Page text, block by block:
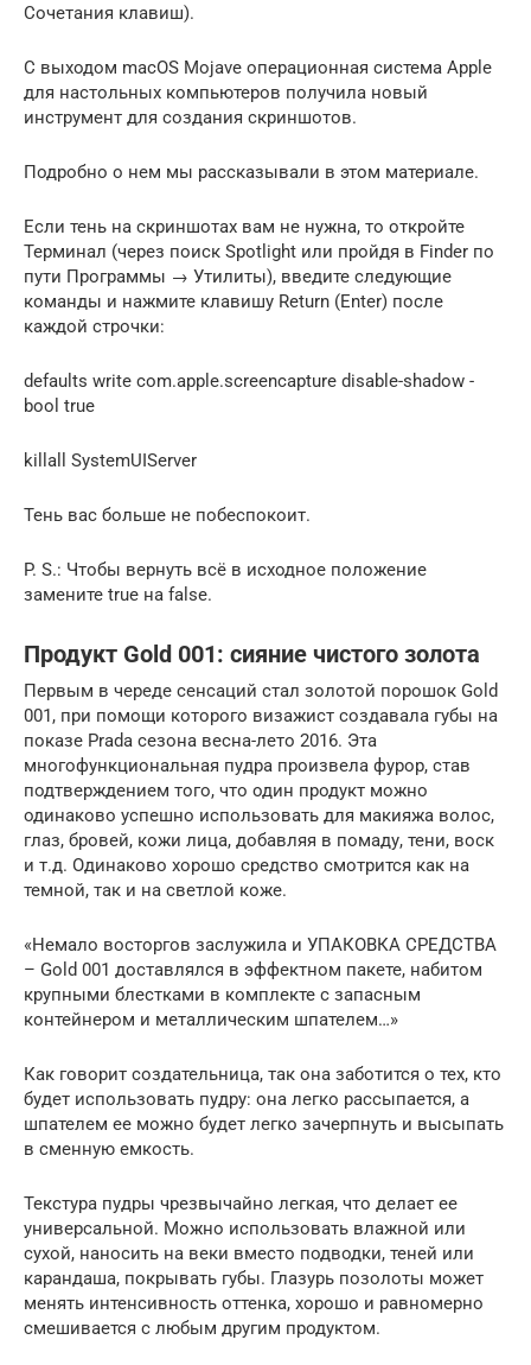
Сочетания клавиш).
С выходом macOS Mojave операционная система Apple
для настольных компьютеров получила новый
инструмент для создания скриншотов.
Подробно о нем мы рассказывали в этом материале.
Если тень на скриншотах вам не нужна, то откройте
Терминал (через поиск Spotlight или пройдя в Finder по
пути Программы → Утилиты), введите следующие
команды и нажмите клавишу Return (Enter) после
каждой строчки:
defaults write com.apple.screencapture disable-shadow -
bool true
killall SystemUIServer
Тень вас больше не побеспокоит.
P. S.: Чтобы вернуть всё в исходное положение
замените true на false.
Продукт Gold 001: сияние чистого золота
Первым в череде сенсаций стал золотой порошок Gold
001, при помощи которого визажист создавала губы на
показе Prada сезона весна-лето 2016. Эта
многофункциональная пудра произвела фурор, став
подтверждением того, что один продукт можно
одинаково успешно использовать для макияжа волос,
глаз, бровей, кожи лица, добавляя в помаду, тени, воск
и т.д. Одинаково хорошо средство смотрится как на
темной, так и на светлой коже.
«Немало восторгов заслужила и УПАКОВКА СРЕДСТВА
– Gold 001 доставлялся в эффектном пакете, набитом
крупными блестками в комплекте с запасным
контейнером и металлическим шпателем…»
Как говорит создательница, так она заботится о тех, кто
будет использовать пудру: она легко рассыпается, а
шпателем ее можно будет легко зачерпнуть и высыпать
в сменную емкость.
Текстура пудры чрезвычайно легкая, что делает ее
универсальной. Можно использовать влажной или
сухой, наносить на веки вместо подводки, теней или
карандаша, покрывать губы. Глазурь позолоты может
менять интенсивность оттенка, хорошо и равномерно
смешивается с любым другим продуктом.